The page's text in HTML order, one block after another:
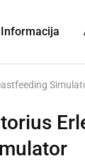
Informacija